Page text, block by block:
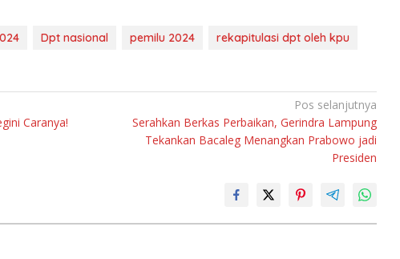
Dpt nasional pemilu 2024
rekapitulasi dpt oleh kpu
Caranya!
Pos selanjutnya
Serahkan Berkas Perbaikan, Gerindra Lampung
Tekankan Bacaleg Menangkan Prabowo jadi
Presiden